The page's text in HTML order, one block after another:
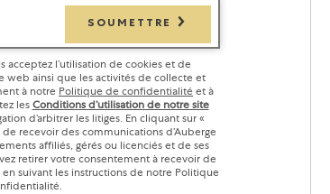
SOUMETTRE
acceptez l’utilisation de cookies et de
web ainsi que les activités de collecte et
à notre Politique de confidentialité et à
lesConditions d’utilisation de notre site
d’arbitrer les litiges. En cliquant sur «
recevoir des communications d’Auberge
affiliés, gérés ou licenciés et de ses
retirer votre consentement à recevoir de
suivant les instructions de notre Politique